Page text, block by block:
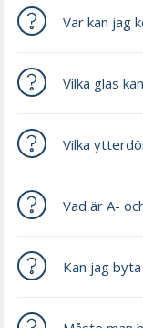
Var kan jag
Vilka glas
Vilka
Vad är A-
Kan jag